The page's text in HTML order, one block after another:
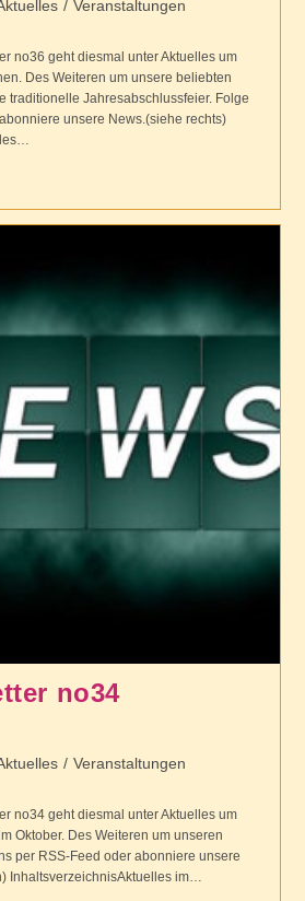
/ Veranstaltungen
no36 geht diesmal unter Aktuelles um
Des Weiteren um unsere beliebten
traditionelle Jahresabschlussfeier. Folge
unsere News.(siehe rechts)
no34
/ Veranstaltungen
no34 geht diesmal unter Aktuelles um
Oktober. Des Weiteren um unseren
per RSS-Feed oder abonniere unsere
InhaltsverzeichnisAktuelles im…